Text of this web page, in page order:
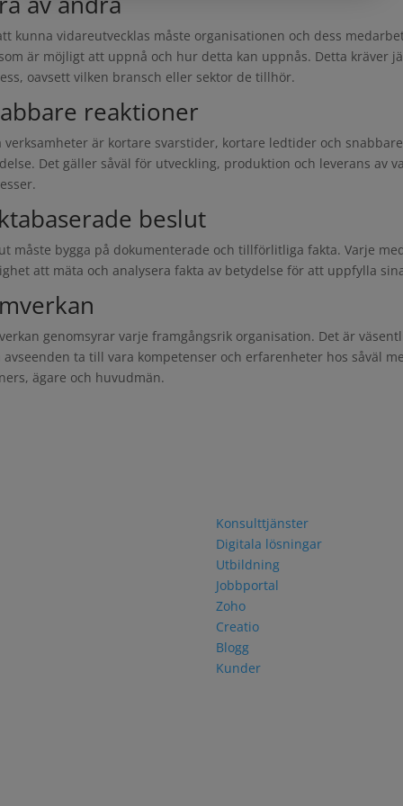
kunna vidareutvecklas måste organisationen och dess
är möjligt att uppnå och hur detta kan uppnås. Detta kräver
oavsett vilken bransch eller sektor de tillhör.
reaktioner
verksamheter är kortare svarstider, kortare ledtider och
Det gäller såväl för utveckling, produktion och leverans av
beslut
måste bygga på dokumenterade och tillförlitliga fakta. Varje
att mäta och analysera fakta av betydelse för att uppfylla
genomsyrar varje framgångsrik organisation. Det är
avseenden ta till vara kompetenser och erfarenheter hos såväl
ägare och huvudmän.
Konsulttjänster
Digitala lösningar
Utbildning
Jobbportal
Zoho
Creatio
Blogg
Kunder